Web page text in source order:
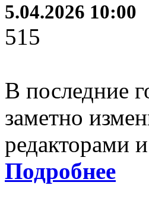
5.04.2026 10:00
515
В последние
заметно
редакторами
Подробнее